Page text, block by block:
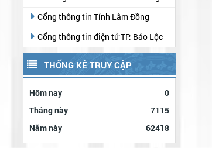
bo-phuong-3-bao-loc-lan-thu-i-
383369.html?
Cổng thông tin Tỉnh Lâm Đồng
Cổng thông tin điện tử TP. Bảo Lộc
THỐNG KÊ TRUY CẬP
Hôm nay
0
Tháng này
7115
Năm này
62418